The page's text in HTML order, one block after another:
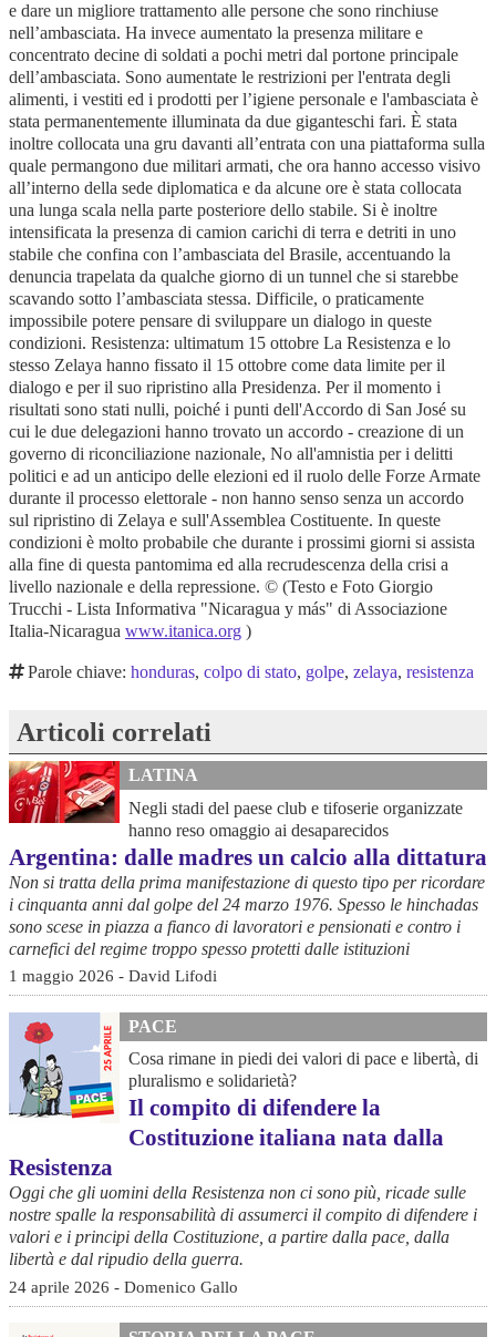
e dare un migliore trattamento alle persone che sono rinchiuse
nell’ambasciata. Ha invece aumentato la presenza militare e
concentrato decine di soldati a pochi metri dal portone principale
dell’ambasciata. Sono aumentate le restrizioni per l'entrata degli
alimenti, i vestiti ed i prodotti per l’igiene personale e l'ambasciata è
stata permanentemente illuminata da due giganteschi fari. È stata
inoltre collocata una gru davanti all’entrata con una piattaforma sulla
quale permangono due militari armati, che ora hanno accesso visivo
all’interno della sede diplomatica e da alcune ore è stata collocata
una lunga scala nella parte posteriore dello stabile. Si è inoltre
intensificata la presenza di camion carichi di terra e detriti in uno
stabile che confina con l’ambasciata del Brasile, accentuando la
denuncia trapelata da qualche giorno di un tunnel che si starebbe
scavando sotto l’ambasciata stessa. Difficile, o praticamente
impossibile potere pensare di sviluppare un dialogo in queste
condizioni. Resistenza: ultimatum 15 ottobre La Resistenza e lo
stesso Zelaya hanno fissato il 15 ottobre come data limite per il
dialogo e per il suo ripristino alla Presidenza. Per il momento i
risultati sono stati nulli, poiché i punti dell'Accordo di San José su
cui le due delegazioni hanno trovato un accordo - creazione di un
governo di riconciliazione nazionale, No all'amnistia per i delitti
politici e ad un anticipo delle elezioni ed il ruolo delle Forze Armate
durante il processo elettorale - non hanno senso senza un accordo
sul ripristino di Zelaya e sull'Assemblea Costituente. In queste
condizioni è molto probabile che durante i prossimi giorni si assista
alla fine di questa pantomima ed alla recrudescenza della crisi a
livello nazionale e della repressione. © (Testo e Foto Giorgio
Trucchi - Lista Informativa "Nicaragua y más" di Associazione
Italia-Nicaragua www.itanica.org )
Parole chiave:honduras,colpo di stato, golpe,zelaya,resistenza
Articoli correlati
LATINA
Negli stadi del paese club e tifoserie organizzate
hanno reso omaggio ai desaparecidos
Argentina: dalle madres un calcio alla dittatura
Non si tratta della prima manifestazione di questo tipo per ricordare
i cinquanta anni dal golpe del 24 marzo 1976. Spesso le hinchadas
sono scese in piazza a fianco di lavoratori e pensionati e contro i
carnefici del regime troppo spesso protetti dalle istituzioni
1 maggio 2026 - David Lifodi
PACE
Cosa rimane in piedi dei valori di pace e libertà, di
pluralismo e solidarietà?
Il compito di difendere la
Costituzione italiana nata dalla
Resistenza
Oggi che gli uomini della Resistenza non ci sono più, ricade sulle
nostre spalle la responsabilità di assumerci il compito di difendere i
valori e i principi della Costituzione, a partire dalla pace, dalla
libertà e dal ripudio della guerra.
24 aprile 2026 - Domenico Gallo